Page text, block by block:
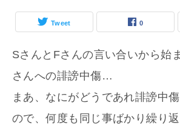
Tweet 0
SさんとFさんの言い合いから始
さんへの誹謗中傷…
まあ、なにがどうであれ誹謗中
ので、何度も同じ事ばかり繰り